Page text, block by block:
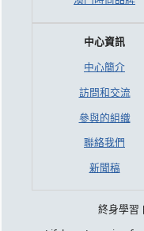
中心資訊
中心簡介
訪問和交流
參與的組織
聯絡我們
新聞稿
終身學習